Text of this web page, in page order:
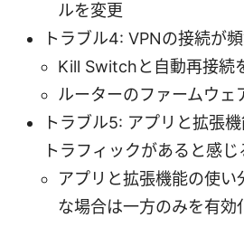
ルを変更
トラブル4: VPNの接続が
Kill Switchと自動再接続
ルーターのファームウェ
トラブル5: アプリと拡張
トラフィックがあると感じ
アプリと拡張機能の使
な場合は一方のみを有効